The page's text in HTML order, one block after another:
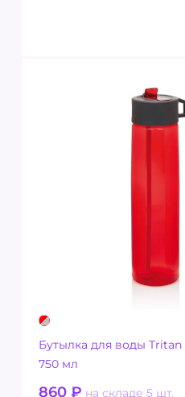
Бутылка для воды Tritan
750 мл
860 ₽ на складе 5 шт.